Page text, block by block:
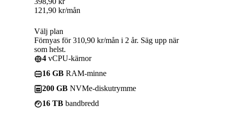
121,90 kr/mån
Välj plan
Förnyas för 310,90 kr/mån i 2 år. Säg upp när
som helst.
4 vCPU-kärnor
16 GB RAM-minne
200 GB NVMe-diskutrymme
16 TB bandbredd